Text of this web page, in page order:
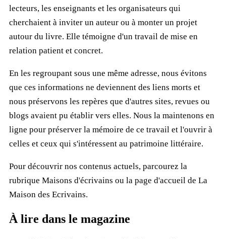
lecteurs, les enseignants et les organisateurs qui
cherchaient à inviter un auteur ou à monter un projet
autour du livre. Elle témoigne d'un travail de mise en
relation patient et concret.
En les regroupant sous une même adresse, nous évitons
que ces informations ne deviennent des liens morts et
nous préservons les repères que d'autres sites, revues ou
blogs avaient pu établir vers elles. Nous la maintenons en
ligne pour préserver la mémoire de ce travail et l'ouvrir à
celles et ceux qui s'intéressent au patrimoine littéraire.
Pour découvrir nos contenus actuels, parcourez la
rubrique Maisons d'écrivains ou la page d'accueil de La
Maison des Ecrivains.
À lire dans le magazine